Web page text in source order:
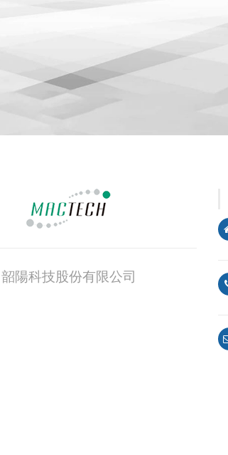
韶陽科技股份有限公司